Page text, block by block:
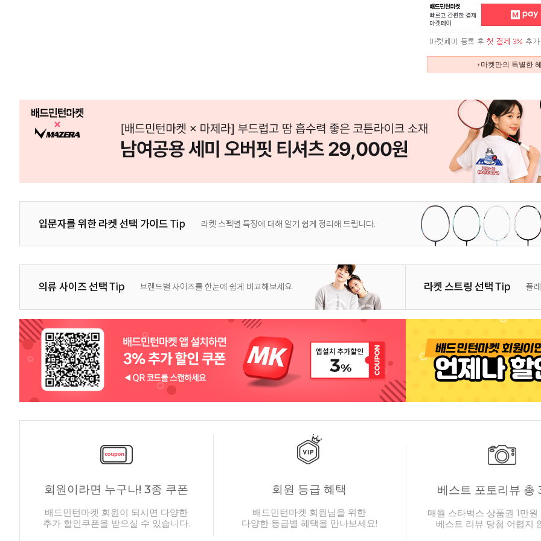
+마켓만의 특별한
회원이라면 누구나! 3종 쿠폰
배드민턴마켓 회원이 되시면 다양한
추가 할인쿠폰을 받으실 수 있습니다.
회원 등급 혜택
배드민턴마켓 회원님을 위한
다양한 등급별 혜택을 만나보세요!
베스트 포토리뷰 총
매월 스타벅스 상품권 1만원
베스트 리뷰 당첨 어렵지